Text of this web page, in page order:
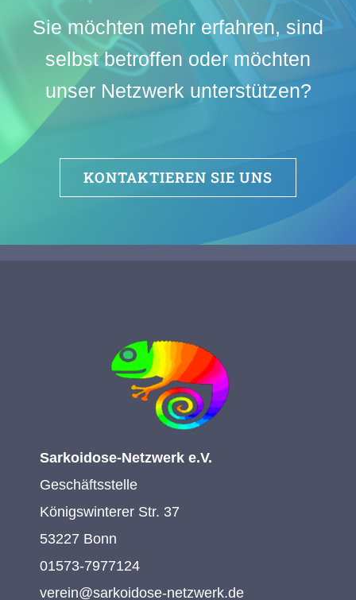
Sie möchten mehr erfahren, sind
selbst betroffen oder möchten
unser Netzwerk unterstützen?
KONTAKTIEREN SIE UNS
Sarkoidose-Netzwerk e.V.
Geschäftsstelle
Königswinterer Str. 37
53227 Bonn
01573-7977124
verein@sarkoidose-netzwerk.de